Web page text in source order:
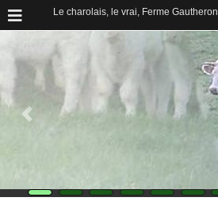
Le charolais, le vrai, Ferme Gautheron